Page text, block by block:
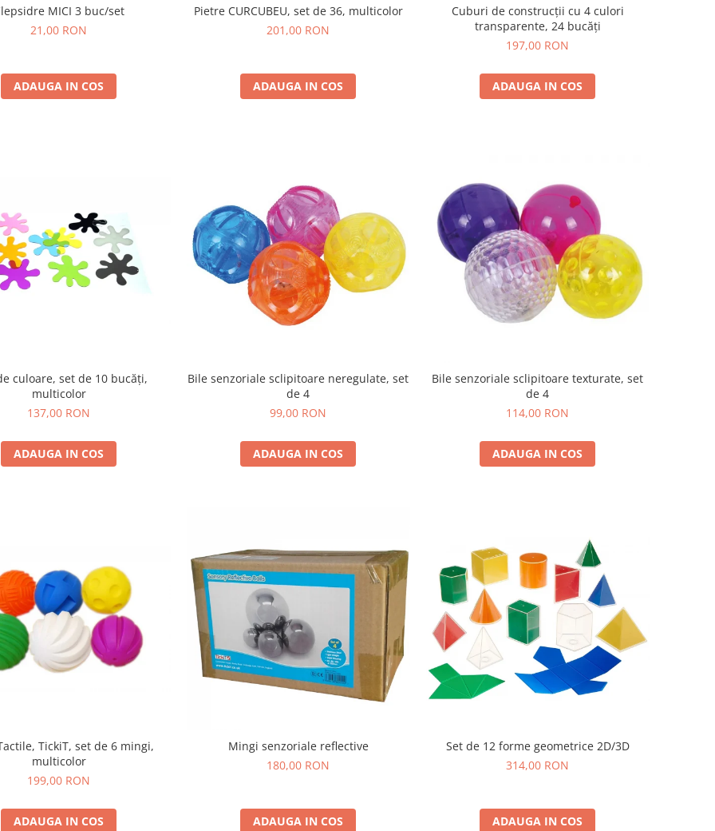
MICI 3 buc/set
21,00 RON
ADAUGA IN COS
Pietre CURCUBEU, set de 36, multicolor
201,00 RON
ADAUGA IN COS
Cuburi de construcții cu 4 culori
transparente, 24 bucăți
197,00 RON
ADAUGA IN COS
culoare, set de 10 bucăți,
multicolor
137,00 RON
ADAUGA IN COS
Bile senzoriale sclipitoare neregulate, set
de 4
99,00 RON
ADAUGA IN COS
Bile senzoriale sclipitoare texturate, set
de 4
114,00 RON
ADAUGA IN COS
TickiT, set de 6 mingi,
multicolor
199,00 RON
ADAUGA IN COS
Mingi senzoriale reflective
180,00 RON
ADAUGA IN COS
Set de 12 forme geometrice 2D/3D
314,00 RON
ADAUGA IN COS